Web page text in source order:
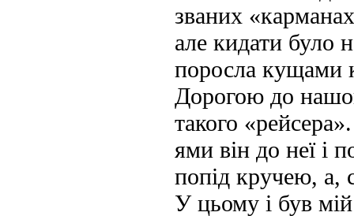
званих
але кидати було
поросла кущами
Дорогою до
такого
ями він до неї і
попід кручею, а,
У цьому і був